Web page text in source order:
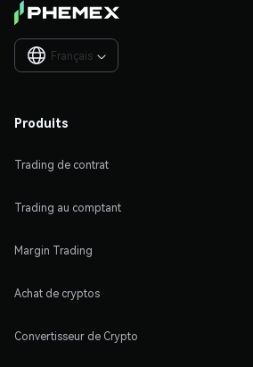
Français 
Produits
Trading de contrat
Trading au comptant
Margin Trading
Achat de cryptos
Convertisseur de Crypto